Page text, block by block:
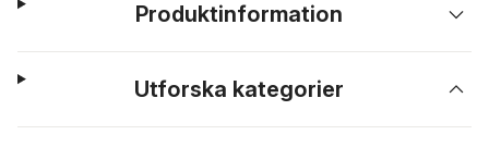
Produktinformation
Utforska kategorier